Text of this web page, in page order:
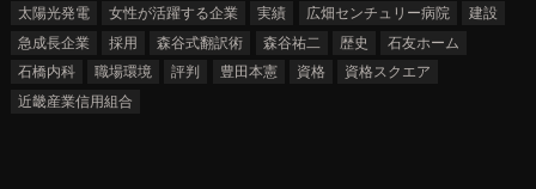
太陽光発電
女性が活躍する企業 実績 広畑センチュリー病院
建設
急成長企業
採用 森谷式翻訳術 森谷祐二 歴史
石友ホーム
石橋内科
職場環境 評判 豊田本憲 資格
資格スクエア
近畿産業信用組合